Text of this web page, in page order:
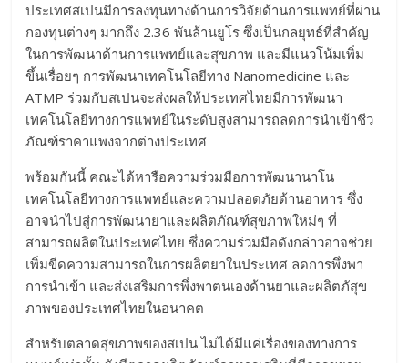
ประเทศสเปนมีการลงทุนทางด้านการวิจัยด้านการแพทย์ที่ผ่าน
กองทุนต่างๆ มากถึง 2.36 พันล้านยูโร ซึ่งเป็นกลยุทธ์ที่สำคัญ
ในการพัฒนาด้านการแพทย์และสุขภาพ และมีแนวโน้มเพิ่ม
ขึ้นเรื่อยๆ การพัฒนาเทคโนโลยีทาง Nanomedicine และ
ATMP ร่วมกับสเปนจะส่งผลให้ประเทศไทยมีการพัฒนา
เทคโนโลยีทางการแพทย์ในระดับสูงสามารถลดการนำเข้าชีว
ภัณฑ์ราคาแพงจากต่างประเทศ
พร้อมกันนี้ คณะได้หารือความร่วมมือการพัฒนานาโน
เทคโนโลยีทางการแพทย์และความปลอดภัยด้านอาหาร ซึ่ง
อาจนำไปสู่การพัฒนายาและผลิตภัณฑ์สุขภาพใหม่ๆ ที่
สามารถผลิตในประเทศไทย ซึ่งความร่วมมือดังกล่าวอาจช่วย
เพิ่มขีดความสามารถในการผลิตยาในประเทศ ลดการพึ่งพา
การนำเข้า และส่งเสริมการพึ่งพาตนเองด้านยาและผลิตภัสุข
ภาพของประเทศไทยในอนาคต
สำหรับตลาดสุขภาพของสเปน ไม่ได้มีแค่เรื่องของทางการ